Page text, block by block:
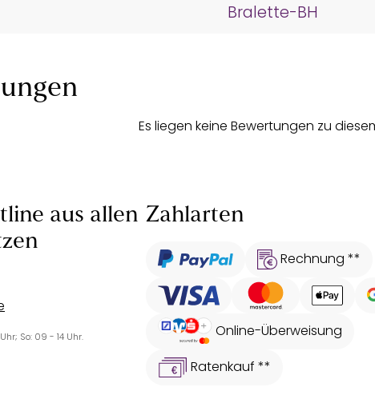
Bralette-BH
Es liegen keine Bewertungen zu
aus allen
So: 09 - 14 Uhr.
Zahlarten
Rechnung **
Online-Überweisung
Ratenkauf **